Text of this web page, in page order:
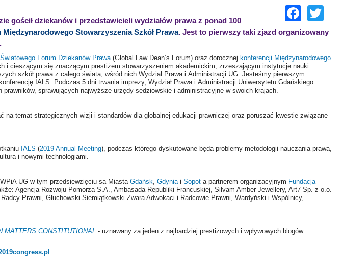
gościł dziekanów i przedstawicieli wydziałów prawa z ponad 100
Stowarzyszenia Szkół Prawa. Jest to pierwszy taki zjazd organizowany
.
Światowego Forum Dziekanów Prawa (Global Law Dean’s Forum) oraz dorocznej konferencji Międzynarodowego
i cieszącym się znaczącym prestiżem stowarzyszeniem akademickim, zrzeszającym instytucje nauki
szkół prawa z całego świata, wśród nich Wydział Prawa i Administracji UG. Jesteśmy pierwszym
IALS. Podczas 5 dni trwania imprezy, Wydział Prawa i Administracji Uniwersytetu Gdańskiego
sprawujących najwyższe urzędy sędziowskie i administracyjne w swoich krajach.
na temat strategicznych wizji i standardów dla globalnej edukacji prawniczej oraz poruszać kwestie związane
IALS (2019 Annual Meeting), podczas którego dyskutowane będą problemy metodologii nauczania prawa,
i nowymi technologiami.
UG w tym przedsięwzięciu są Miasta Gdańsk Gdynia i Sopot a partnerem organizacyjnym Fundacja
Agencja Rozwoju Pomorza S.A., Ambasada Republiki Francuskiej, Silvam Amber Jewellery, Art7 Sp. z o.o.
Prawni, Głuchowski Siemiątkowski Zwara Adwokaci i Radcowie Prawni, Wardyński i Wspólnicy,
MATTERS CONSTITUTIONAL - uznawany za jeden z najbardziej prestiżowych i wpływowych blogów